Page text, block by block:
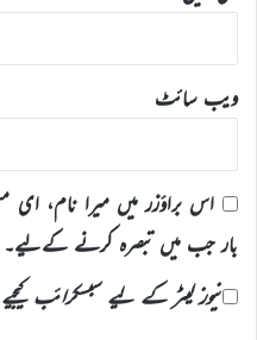
ویب‌ سائٹ
اس براؤزر میں میرا نام، ای
بار جب میں تبصرہ کرنے کےلیے۔
نیوز لیٹر کے لیے سبسکرائب کیجیے